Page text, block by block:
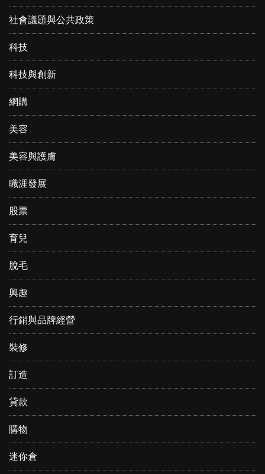
社會議題與公共政策
科技
科技與創新
網購
美容
美容與護膚
職涯發展
股票
育兒
脫毛
興趣
行銷與品牌經營
裝修
訂造
貸款
購物
迷你倉